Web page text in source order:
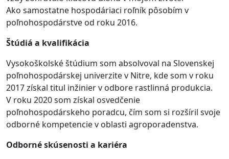
Ako samostatne hospodáriaci roľník pôsobím v
poľnohospodárstve od roku 2016.
Štúdiá a kvalifikácia
Vysokoškolské štúdium som absolvoval na Slovenskej
poľnohospodárskej univerzite v Nitre, kde som v roku
2017 získal titul inžinier v odbore rastlinná produkcia.
V roku 2020 som získal osvedčenie
poľnohospodárskeho poradcu, čím som si rozšíril svoje
odborné kompetencie v oblasti agroporadenstva.
Odborné skúsenosti a kariéra